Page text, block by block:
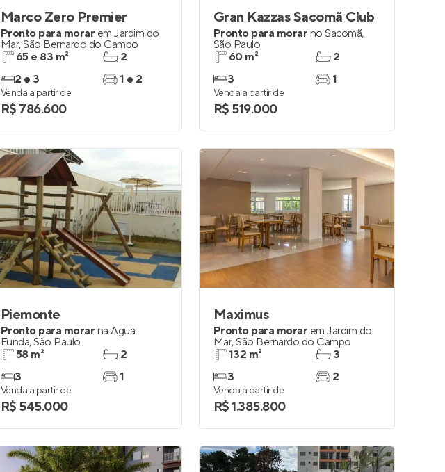
Marco Zero Premier
Pronto para morar em Jardim do
Mar,São Bernardo do Campo
65 e 83 m²
2 e 3
2
1 e 2
Venda a partir de
R$ 786.600
Gran Kazzas Sacomã Club
Pronto para morar no Sacomã,
São Paulo
60 m²
3
2
1
Venda a partir de
R$ 519.000
Piemonte
Pronto para morar na Água
Funda,São Paulo
58 m²
3
2
1
Venda a partir de
R$ 545.000
Maximus
Pronto para morar em Jardim do
Mar,São Bernardo do Campo
132 m²
3
3
2
Venda a partir de
R$ 1.385.800